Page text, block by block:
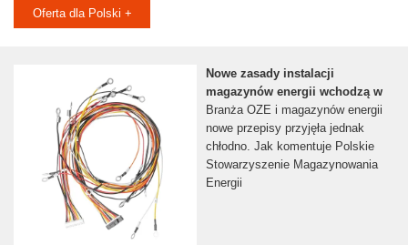
Oferta dla Polski +
Nowe zasady instalacji
magazynów energii wchodzą w
Branża OZE i magazynów energii
nowe przepisy przyjęła jednak
chłodno. Jak komentuje Polskie
Stowarzyszenie Magazynowania
Energii